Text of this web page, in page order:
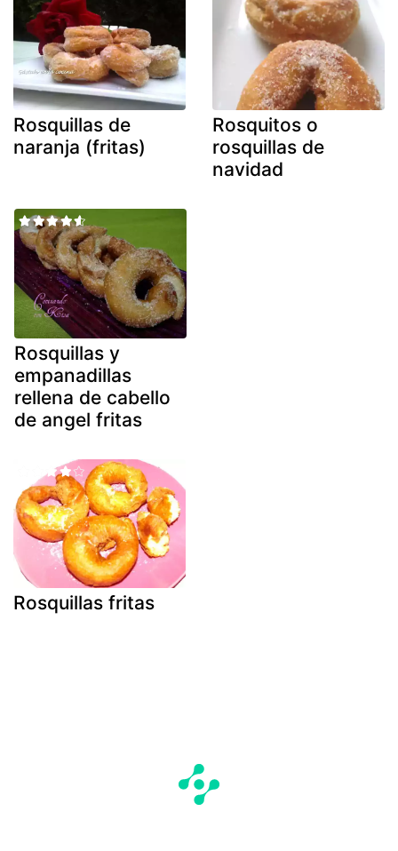
Rosquillas de
naranja (fritas)
Rosquitos o
rosquillas de
navidad
Rosquillas y
empanadillas
rellena de cabello
de angel fritas
Rosquillas fritas